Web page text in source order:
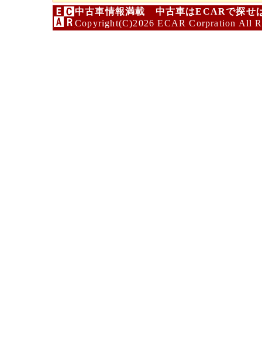
中古車情報満載 中古車はECARで探せ
Copyright(C)2026 ECAR Corpration All